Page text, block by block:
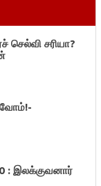
செல்வி சரியா?
: இலக்குவனார்